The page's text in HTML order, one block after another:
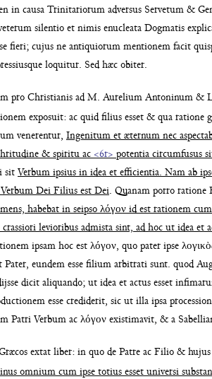
in causa Trinitariorum adversus Servetum &
silentio et nimis enucleata Dogmatis
fieri; cujus ne antiquiorum mentionem facit quis
usque loquitur. Sed hæc obiter.
pro Christianis ad M. Aurelium Antoninum &
nem exposuit: ac quid filius esset & qua ratione
venerentur, Ingenitum et æternum nec
& spiritu ac <6r> potentia circumfusus
sit Verbum ipsius in idea et efficientia. Nam ab
Dei Filius est Dei. Quanam porro ratione
habebat in seipso λόγον id est rationem
levioribus admista sint, adhoc ut idea et
ipsam hoc est λόγον, quo pater ipse
Pater, eundem esse filium arbitrati sunt. quod
dicit aliquando; ut idea et actus esset
esse crediderit, sic ut illa ipsa
Patri Verbum ac λόγον existimavit, & a
extat liber: in quo de Patre ac Filio & hujus
omnium cum ipse totius esset universi